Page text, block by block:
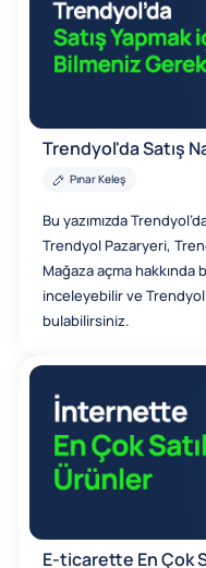
Trendyol'da Satış
Pınar Keleş
Bu yazımızda
Trendyol Pazaryeri,
Mağaza açma hakkında
inceleyebilir ve
bulabilirsiniz.
E-ticarette En Çok